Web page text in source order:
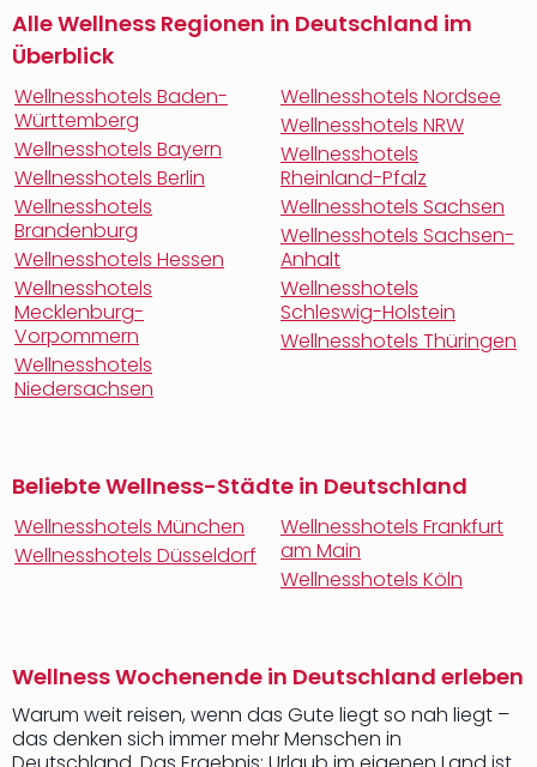
Alle Wellness Regionen in Deutschland im
Überblick
Wellnesshotels Baden-
Württemberg
Wellnesshotels Bayern
Wellnesshotels Berlin
Wellnesshotels
Brandenburg
Wellnesshotels Hessen
Wellnesshotels
Mecklenburg-
Vorpommern
Wellnesshotels
Niedersachsen
Wellnesshotels Nordsee
Wellnesshotels NRW
Wellnesshotels
Rheinland-Pfalz
Wellnesshotels Sachsen
Wellnesshotels Sachsen-
Anhalt
Wellnesshotels
Schleswig-Holstein
Wellnesshotels Thüringen
Beliebte Wellness-Städte in Deutschland
Wellnesshotels München
Wellnesshotels Düsseldorf
Wellnesshotels Frankfurt
am Main
Wellnesshotels Köln
Wellness Wochenende in Deutschland erleben
Warum weit reisen, wenn das Gute liegt so nah liegt –
das denken sich immer mehr Menschen in